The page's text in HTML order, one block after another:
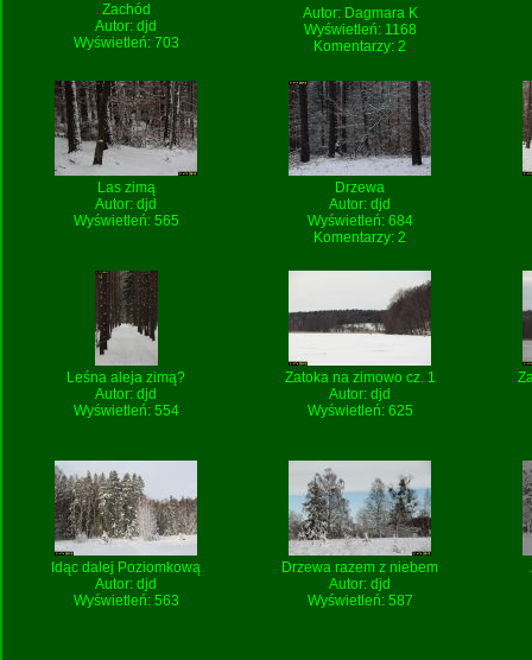
Zachód
Autor:djd
Wyświetleń: 703
Autor: Dagmara K
Wyświetleń: 1168
Komentarzy: 2
Las zimą
Autor:djd
Wyświetleń: 565
Drzewa
Autor:djd
Wyświetleń: 684
Komentarzy: 2
Leśna aleja zimą?
Autor:djd
Wyświetleń: 554
Zatoka na zimowo cz. 1
Autor:djd
Wyświetleń: 625
Idąc dalej Poziomkową
Autor:djd
Wyświetleń: 563
Drzewa razem z niebem
Autor:djd
Wyświetleń: 587